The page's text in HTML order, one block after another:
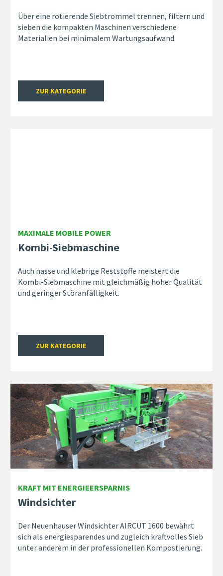
Über eine rotierende Siebtrommel trennen, filtern und
sieben die kompakten Maschinen verschiedene
Materialien bei minimalem Wartungsaufwand.
ZUR KATEGORIE
MAXIMALE MOBILE POWER
Kombi-Siebmaschine
Auch nasse und klebrige Reststoffe meistert die
Kombi-Siebmaschine mit gleichmäßig hoher Qualität
und geringer Störanfälligkeit.
ZUR KATEGORIE
KRAFT MIT ENERGIEERSPARNIS
Windsichter
Der Neuenhauser Windsichter AIRCUT 1600 bewährt
sich als energiesparendes und zugleich kraftvolles Sieb
unter anderem in der professionellen Kompostierung.